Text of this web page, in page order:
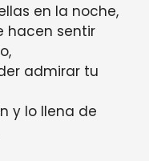
en la noche,
hacen sentir
admirar tu
y lo llena de